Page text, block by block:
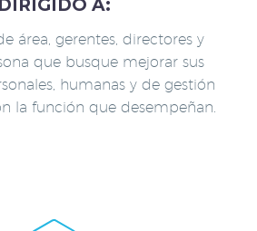
DIRIGIDO A:
área, gerentes, directores y
que busque mejorar sus
humanas y de gestión
la función que desempeñan.